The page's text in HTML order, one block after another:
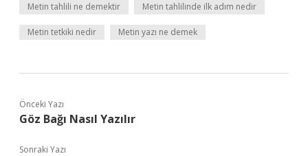
Metin tahlili ne demektir Metin tahlilinde ilk adım nedir
Metin tetkiki nedir Metin yazı ne demek
Önceki Yazı
Göz Bağı Nasıl Yazılır
Sonraki Yazı